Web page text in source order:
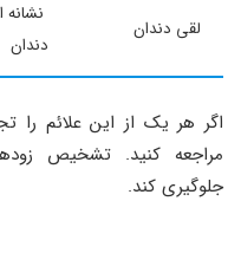
لقی دندان
نشانه
دندان
اگر هر یک از این علائم را
مراجعه کنید. تشخیص
جلوگیری کند.